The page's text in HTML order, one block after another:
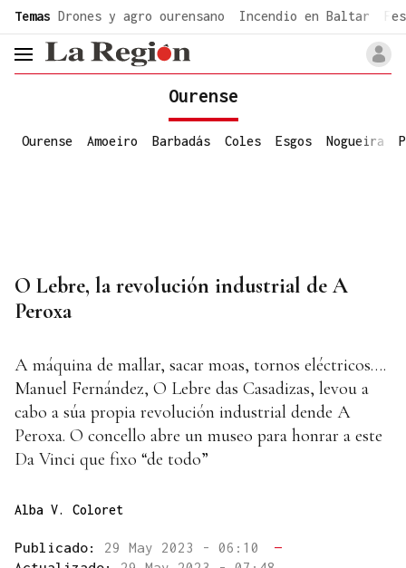
Temas Drones y agro ourensano Incendio en Baltar
header.menu.open
Ourense
Ourense Amoeiro Barbadás Coles Esgos Nogueira
O Lebre, la revolución industrial de A
Peroxa
A máquina de mallar, sacar moas, tornos eléctricos….
Manuel Fernández, O Lebre das Casadizas, levou a
cabo a súa propia revolución industrial dende A
Peroxa. O concello abre un museo para honrar a este
Da Vinci que fixo “de todo”
Alba V. Coloret
Publicado: 29 May 2023 - 06:10
—